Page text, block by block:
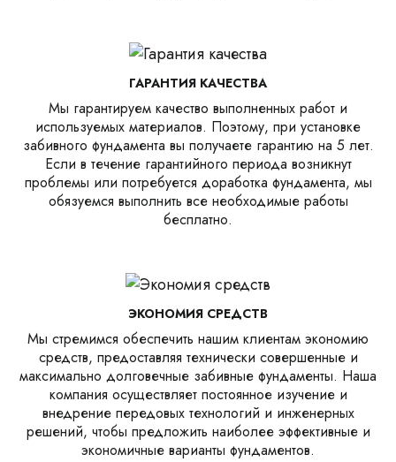
ГАРАНТИЯ КАЧЕСТВА
Мы гарантируем качество выполненных работ и
используемых материалов. Поэтому, при установке
забивного фундамента вы получаете гарантию на 5 лет.
Если в течение гарантийного периода возникнут
проблемы или потребуется доработка фундамента, мы
обязуемся выполнить все необходимые работы
бесплатно.
ЭКОНОМИЯ СРЕДСТВ
Мы стремимся обеспечить нашим клиентам экономию
средств, предоставляя технически совершенные и
максимально долговечные забивные фундаменты. Наша
компания осуществляет постоянное изучение и
внедрение передовых технологий и инженерных
решений, чтобы предложить наиболее эффективные и
экономичные варианты фундаментов.